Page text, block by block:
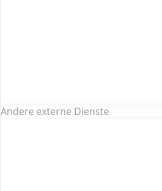
Andere externe Dienste